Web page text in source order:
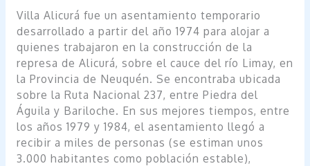
Villa Alicurá fue un asentamiento temporario
desarrollado a partir del año 1974 para alojar a
quienes trabajaron en la construcción de la
represa de Alicurá, sobre el cauce del río Limay, en
la Provincia de Neuquén. Se encontraba ubicada
sobre la Ruta Nacional 237, entre Piedra del
Águila y Bariloche. En sus mejores tiempos, entre
los años 1979 y 1984, el asentamiento llegó a
recibir a miles de personas (se estiman unos
3.000 habitantes como población estable),